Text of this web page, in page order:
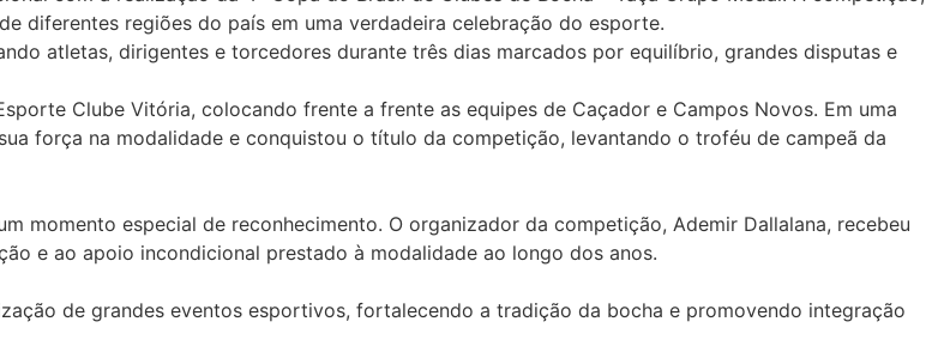
diferentes regiões do país em uma verdadeira celebração do esporte.
atletas, dirigentes e torcedores durante três dias marcados por equilíbrio, grandes disputas e
Clube Vitória, colocando frente a frente as equipes de Caçador e Campos Novos. Em uma
força na modalidade e conquistou o título da competição, levantando o troféu de campeã da
momento especial de reconhecimento. O organizador da competição, Ademir Dallalana, recebeu
e ao apoio incondicional prestado à modalidade ao longo dos anos.
de grandes eventos esportivos, fortalecendo a tradição da bocha e promovendo integração